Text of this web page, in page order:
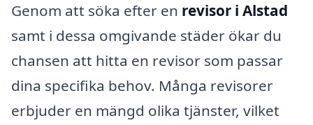
Genom att söka efter en revisor i Alstad
samt i dessa omgivande städer ökar du
chansen att hitta en revisor som passar
dina specifika behov. Många revisorer
erbjuder en mängd olika tjänster, vilket